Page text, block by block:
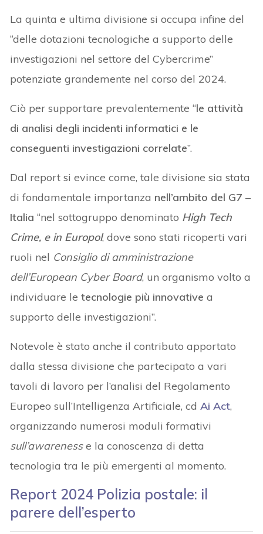
La quinta e ultima divisione si occupa infine del
“delle dotazioni tecnologiche a supporto delle
investigazioni nel settore del Cybercrime”
potenziate grandemente nel corso del 2024.
Ciò per supportare prevalentemente “le attività
di analisi degli incidenti informatici e le
conseguenti investigazioni correlate”.
Dal report si evince come, tale divisione sia stata
di fondamentale importanza nell’ambito del G7 –
Italia “nel sottogruppo denominato High Tech
Crime, e in Europol, dove sono stati ricoperti vari
ruoli nel Consiglio di amministrazione
dell’European Cyber Board, un organismo volto a
individuare letecnologie più innovative a
supporto delle investigazioni”.
Notevole è stato anche il contributo apportato
dalla stessa divisione che partecipato a vari
tavoli di lavoro per l’analisi del Regolamento
Europeo sull’Intelligenza Artificiale, cdAi Act,
organizzando numerosi moduli formativi
sull’awarenesse la conoscenza di detta
tecnologia tra le più emergenti al momento.
Report 2024 Polizia postale: il
parere dell’esperto